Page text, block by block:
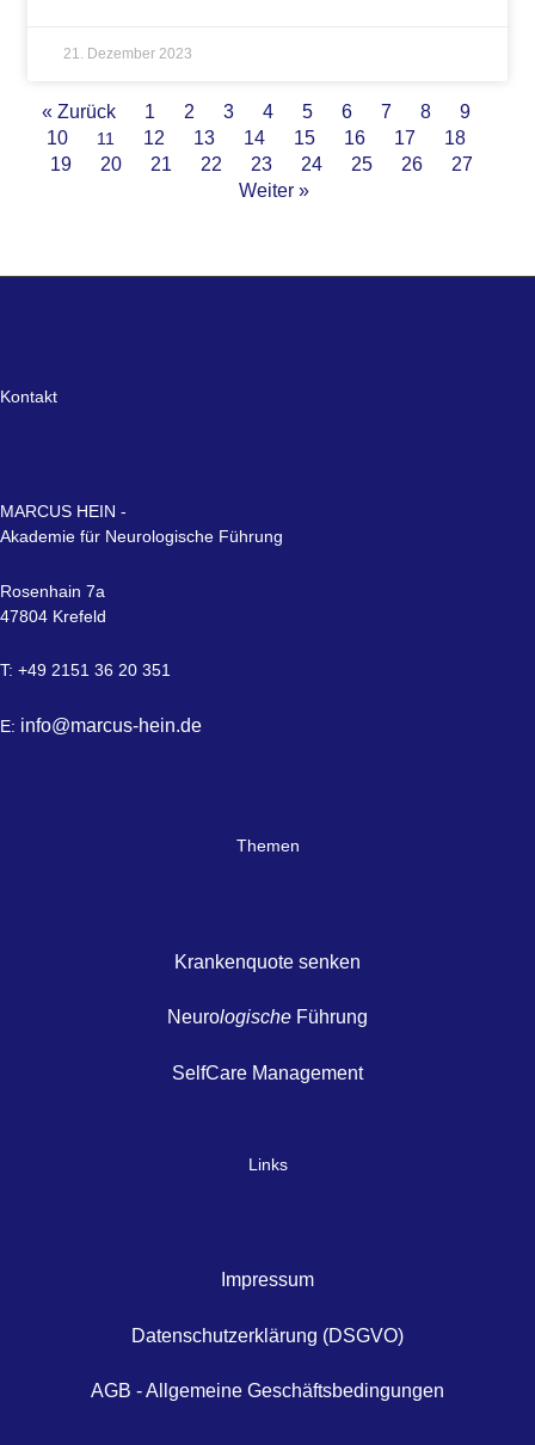
21. Dezember 2023
« Zurück 1 2 3 4 5 6 7 8
9
10
11 12 13 14 15 16 17
18
19
20 21 22 23 24 25 26
27
Weiter »
Kontakt
MARCUS HEIN -
Akademie für Neurologische Führung
Rosenhain 7a
47804 Krefeld
T: +49 2151 36 20 351
E: info@marcus-hein.de
Themen
Krankenquote senken
Neurologische Führung
SelfCare Management
Links
Impressum
Datenschutzerklärung (DSGVO)
AGB - Allgemeine Geschäftsbedingungen